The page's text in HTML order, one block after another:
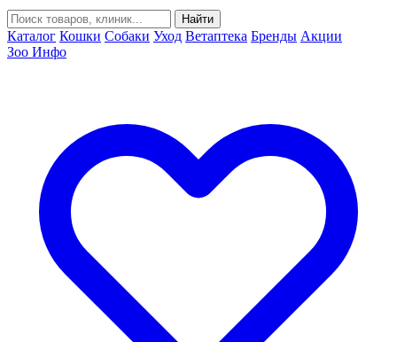
Найти
Каталог Кошки Собаки Уход Ветаптека Бренды Акции
Зоо Инфо